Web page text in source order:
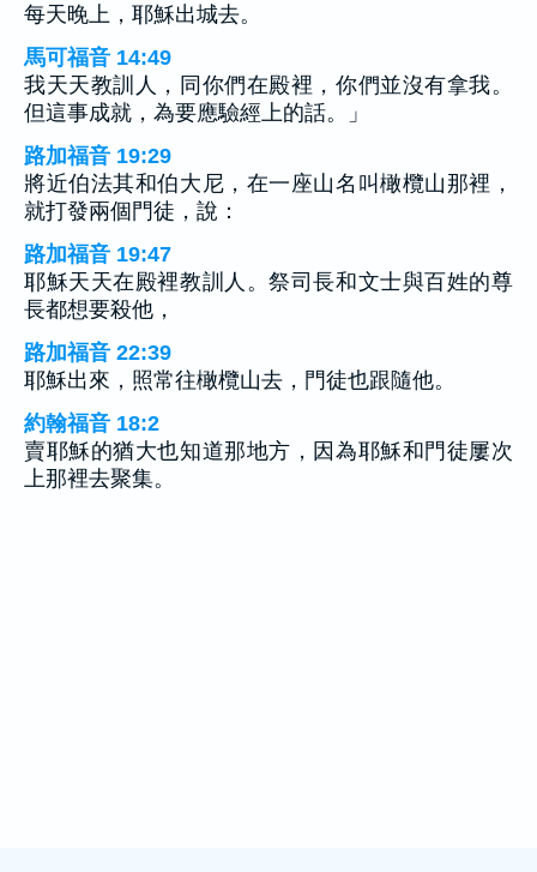
每天晚上，耶穌出城去。
馬可福音 14:49
我天天教訓人，同你們在殿裡，你們並沒有拿我。
但這事成就，為要應驗經上的話。」
路加福音 19:29
將近伯法其和伯大尼，在一座山名叫橄欖山那裡，
就打發兩個門徒，說：
路加福音 19:47
耶穌天天在殿裡教訓人。祭司長和文士與百姓的尊
長都想要殺他，
路加福音 22:39
耶穌出來，照常往橄欖山去，門徒也跟隨他。
約翰福音 18:2
賣耶穌的猶大也知道那地方，因為耶穌和門徒屢次
上那裡去聚集。